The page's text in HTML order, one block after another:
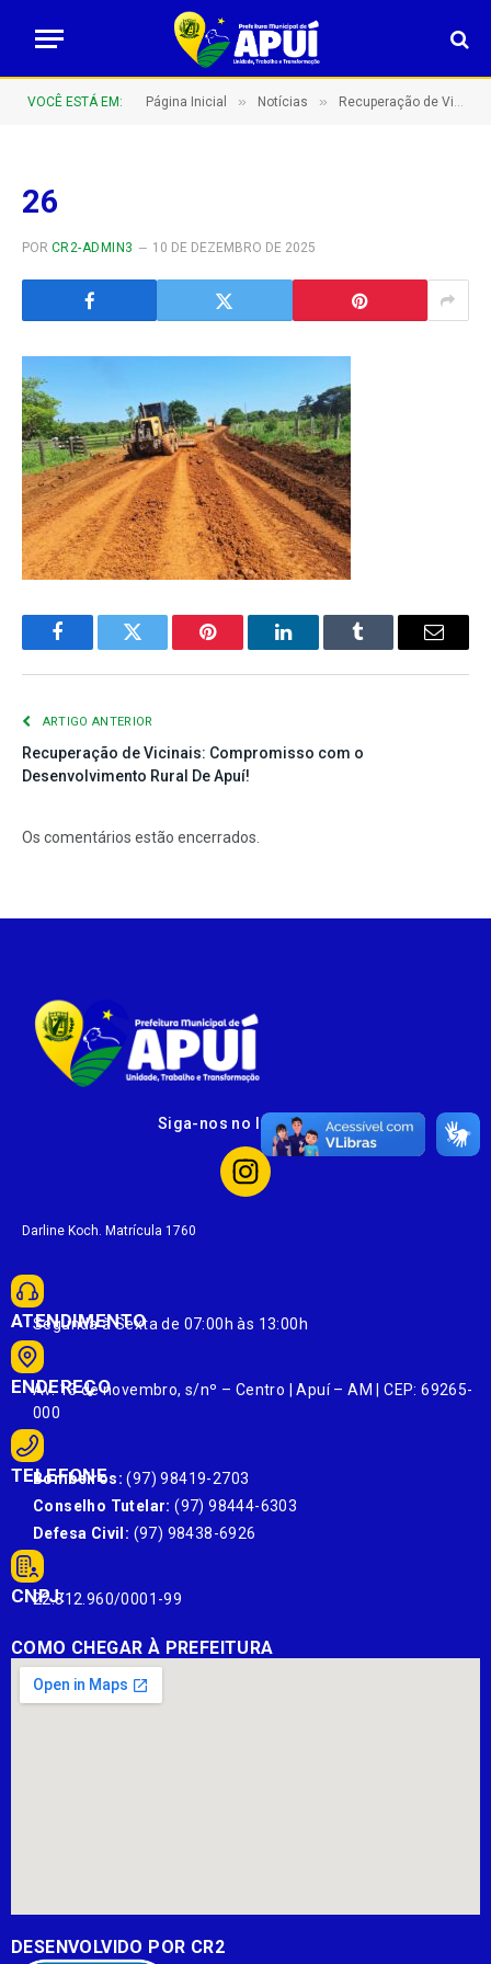
VOCÊ ESTÁ EM: Página Inicial » Notícias » Recuperação de Vicinais: Compromisso com o Desenvolvimento Rural De Apuí!
26
POR CR2-ADMIN3 10 DE DEZEMBRO DE 2025
FacebookTwitter Pinterest LinkedInTumblr
E-
ARTIGO ANTERIOR
Recuperação de Vicinais: Compromisso com o
Desenvolvimento Rural De Apuí!
Os comentários estão encerrados.
Siga-nos no Instagram
Darline Koch. Matrícula 1760
ATENDIMENTO
Segunda à Sexta de 07:00h às 13:00h
ENDEREÇO
Av. 13 de novembro, s/nº – Centro | Apuí – AM | CEP: 69265-
000
TELEFONE
Bombeiros: (97) 98419-2703
Conselho Tutelar: (97) 98444-6303
Defesa Civil: (97) 98438-6926
CNPJ:
22.812.960/0001-99
COMO CHEGAR À PREFEITURA
DESENVOLVIDO POR CR2